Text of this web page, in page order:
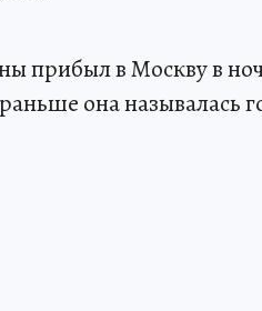
прибыл в Москву в
она называлась